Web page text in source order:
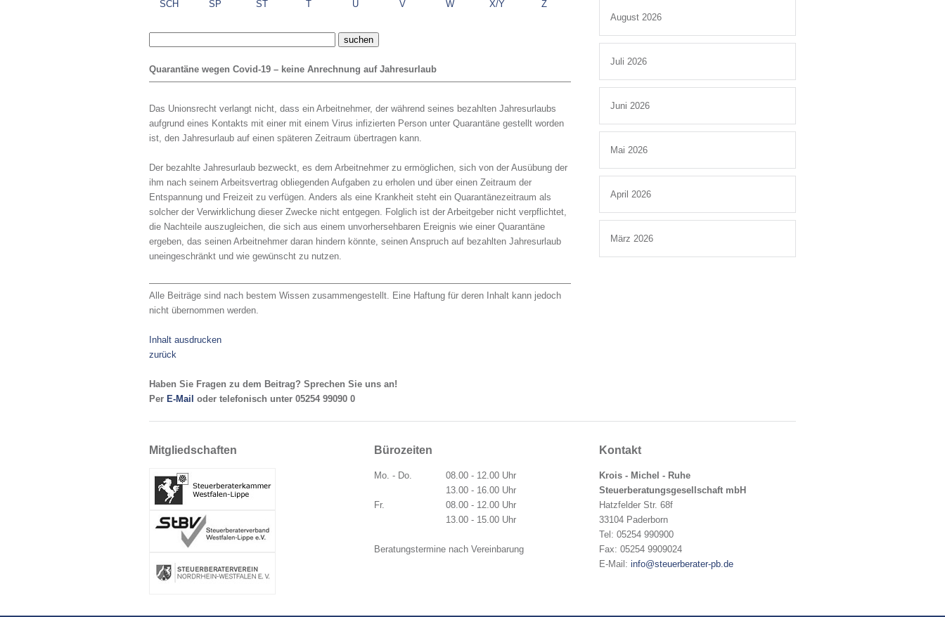
SCH
SP ST T U V W X/Y Z
Quarantäne wegen Covid-19 – keine Anrechnung auf Jahresurlaub
Das Unionsrecht verlangt nicht, dass ein Arbeitnehmer, der während seines bezahlten Jahresurlaubs
aufgrund eines Kontakts mit einer mit einem Virus infizierten Person unter Quarantäne gestellt worden
ist, den Jahresurlaub auf einen späteren Zeitraum übertragen kann.
Der bezahlte Jahresurlaub bezweckt, es dem Arbeitnehmer zu ermöglichen, sich von der Ausübung der
ihm nach seinem Arbeitsvertrag obliegenden Aufgaben zu erholen und über einen Zeitraum der
Entspannung und Freizeit zu verfügen. Anders als eine Krankheit steht ein Quarantänezeitraum als
solcher der Verwirklichung dieser Zwecke nicht entgegen. Folglich ist der Arbeitgeber nicht verpflichtet,
die Nachteile auszugleichen, die sich aus einem unvorhersehbaren Ereignis wie einer Quarantäne
ergeben, das seinen Arbeitnehmer daran hindern könnte, seinen Anspruch auf bezahlten Jahresurlaub
uneingeschränkt und wie gewünscht zu nutzen.
Alle Beiträge sind nach bestem Wissen zusammengestellt. Eine Haftung für deren Inhalt kann jedoch
nicht übernommen werden.
Inhalt ausdrucken
zurück
Haben Sie Fragen zu dem Beitrag? Sprechen Sie uns an!
Per E-Mail oder telefonisch unter 05254 99090 0
August 2026
Juli 2026
Juni 2026
Mai 2026
April 2026
März 2026
Mitgliedschaften Bürozeiten
Mo. - Do.
08.00 - 12.00 Uhr
13.00 - 16.00 Uhr
Fr.
08.00 - 12.00 Uhr
13.00 - 15.00 Uhr
Beratungstermine nach Vereinbarung
Kontakt
Krois - Michel - Ruhe
Steuerberatungsgesellschaft mbH
Hatzfelder Str. 68f
33104 Paderborn
Tel: 05254 990900
Fax: 05254 9909024
E-Mail:info@steuerberater-pb.de